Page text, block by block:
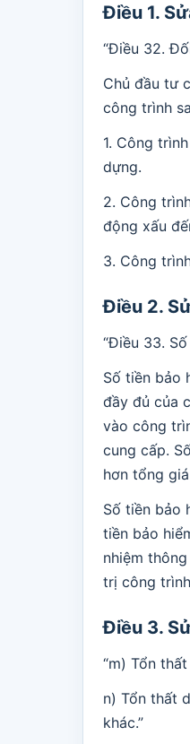
Điều 1.
“Điều 32.
Chủ đầu tư
công trình
1. Công
dựng.
2. Công
động xấu
3. Công
Điều 2.
“Điều 33.
Số tiền bảo
đầy đủ của
vào công
cung cấp.
hơn tổng
Số tiền bảo
tiền bảo
nhiệm
trị công
Điều 3.
“m) Tổn
n) Tổn thất
khác.”